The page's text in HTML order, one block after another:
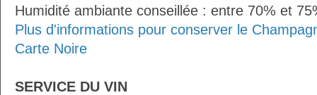
Humidité ambiante conseillée : entre 70% et
Plus d'informations pour conserver le
Carte Noire
SERVICE DU VIN